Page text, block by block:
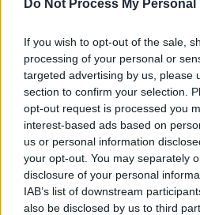
Do Not Process My
If you wish to opt-out of the sale,
processing of your personal or
targeted advertising by us, please
section to confirm your selection.
opt-out request is processed you
interest-based ads based on
us or personal information
your opt-out. You may separately
disclosure of your personal
IAB’s list of downstream
also be disclosed by us to third
Nom *